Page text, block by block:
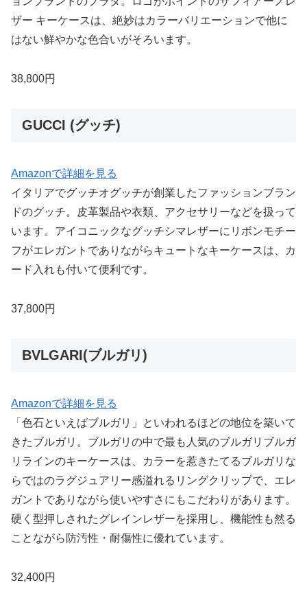
ザー キーケースは、絶妙はカラーバリエーションで他に
はない鮮やかな色合いがそろいます。
38,800円
GUCCI (グッチ)
Amazonで詳細を見る
イタリアでグッチオグッチが創業したファッションブラン
ドのグッチ。皮革製品や衣類、アクセサリーなどを扱って
います。アイコニックなグッチシマレザーにリボンモチー
フがエレガントでありながらキュートなキーケースは、カ
ード入れも付いて便利です。
37,800円
BVLGARI(ブルガリ)
Amazonで詳細を見る
「色石といえばブルガリ」といわれるほどの地位を築いて
きたブルガリ。ブルガリの中で最も人気のブルガリブルガ
リラインのキーケースは、カラーを惹きたてるブルガリな
らではのラグジュアリー感溢れるリングクリップで、エレ
ガントでありながら使いやすさにもこだわりがあります。
硬く型押しされたグレインレザーを採用し、機能性も然る
ことながら防汚性・耐傷性に優れています。
32,400円